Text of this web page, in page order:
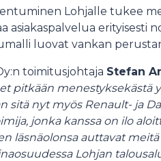
Lohjalle tukee
asiakaspalvelua erityisesti
luovat vankan
toimitusjohtaja Stefan
pitkään menestyksekästä
sitä nyt myös Renault- ja
jonka kanssa on ilo
läsnäolonsa auttavat
Lohjan